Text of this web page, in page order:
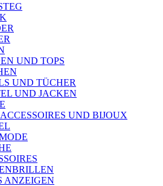
UND TOPS
UND TÜCHER
UND JACKEN
UND BIJOUX
ANZEIGEN